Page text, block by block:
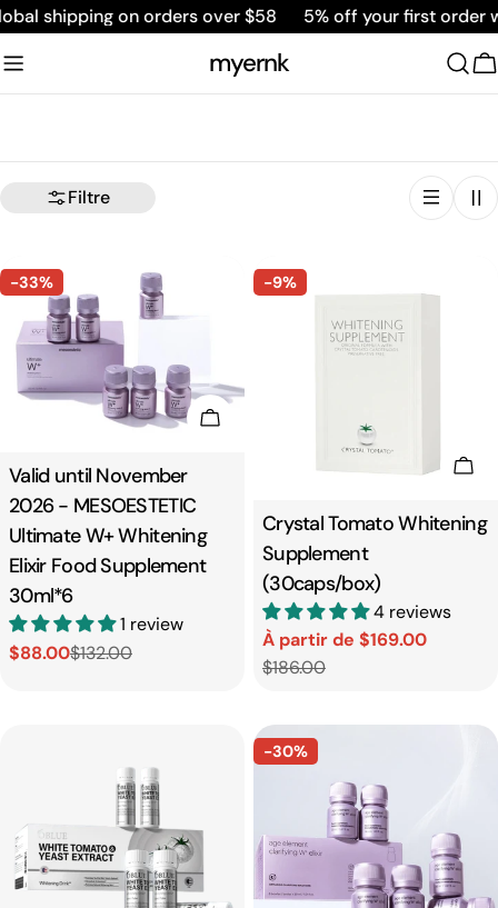
Aller
contenu
shipping on orders over $58 5% off your first order
myernk
Filtre
-33%
Ajouter Au Panier
Taper:
Valid until November
2026 - MESOESTETIC
Ultimate W+ Whitening
Elixir Food Supplement
30ml*6
1 review
Prix
$88.00
Prix
$132.00
-9%
Taper:
Crystal Tomato Whitening
Supplement
(30caps/box)
4 reviews
Prix
vente
À partir de $169.00
Prix
$186.00
-30%